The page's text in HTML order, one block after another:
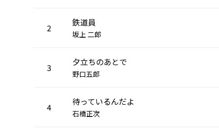
2 鉄道員
坂上 二郎
3 夕立ちのあとで
野口五郎
4 待っているんだよ
石橋正次